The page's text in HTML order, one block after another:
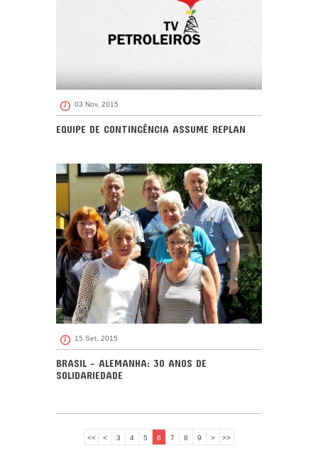
03 Nov, 2015
EQUIPE DE CONTINGÊNCIA ASSUME REPLAN
15 Set, 2015
BRASIL - ALEMANHA: 30 ANOS DE
SOLIDARIEDADE
<< < 3 4 5 6 7 8 9 > >>